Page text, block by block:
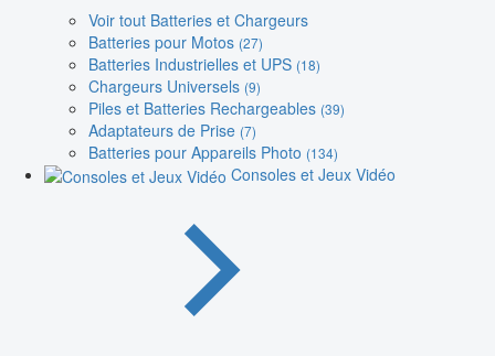
Voir tout Batteries et Chargeurs
Batteries pour Motos (27)
Batteries Industrielles et UPS (18)
Chargeurs Universels (9)
Piles et Batteries Rechargeables (39)
Adaptateurs de Prise (7)
Batteries pour Appareils Photo (134)
Consoles et Jeux Vidéo